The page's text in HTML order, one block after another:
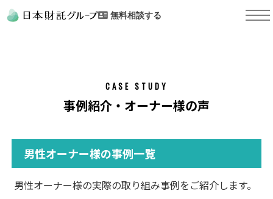
無料相談する
CASE STUDY
事例紹介・オーナー様の声
男性オーナー様の事例一覧
男性オーナー様の実際の取り組み事例をご紹介します。